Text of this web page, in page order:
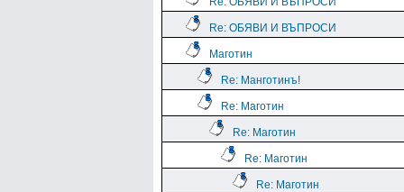
Re: ОБЯВИ И ВЪПРОСИ
Маготин
Re: Манготинъ!
Re: Маготин
Re: Маготин
Re: Маготин
Re: Маготин